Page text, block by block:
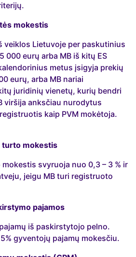
mokestis
veiklos Lietuvoje per paskutinius
000 eurų arba MB iš kitų ES
metus įsigyja prekių
eurų, arba MB nariai
juridinių vienetų, kurių bendri
viršija anksčiau nurodytus
kaip PVM mokėtoja.
turto mokestis
svyruoja nuo 0,3 – 3 % ir
jeigu MB turi registruoto
pajamos
iš paskirstytojo pelno.
gyventojų pajamų mokesčiu.